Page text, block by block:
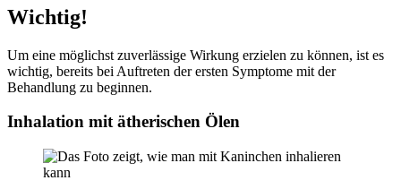
Wichtig!
Um eine möglichst zuverlässige Wirkung erzielen zu können, ist es
wichtig, bereits bei Auftreten der ersten Symptome mit der
Behandlung zu beginnen.
Inhalation mit ätherischen Ölen